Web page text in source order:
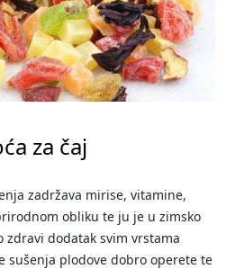
za čaj
zadržava mirise, vitamine,
obliku te ju je u zimsko
dodatak svim vrstama
sušenja plodove dobro operete te